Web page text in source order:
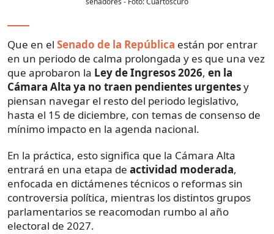
Que en el Senado de la República están por entrar
en un periodo de calma prolongada y es que una vez
que aprobaron la Ley de Ingresos 2026, en la
Cámara Alta ya no traen pendientes urgentesy
piensan navegar el resto del periodo legislativo,
hasta el 15 de diciembre, con temas de consenso de
mínimo impacto en la agenda nacional.
En la práctica, esto significa que la Cámara Alta
entrará en una etapa de actividad moderada,
enfocada en dictámenes técnicos o reformas sin
controversia política, mientras los distintos grupos
parlamentarios se reacomodan rumbo al año
electoral de 2027.